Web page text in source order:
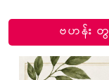
ဗဟန်း တွ